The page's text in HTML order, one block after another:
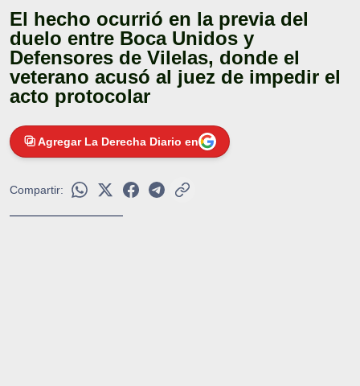
El hecho ocurrió en la previa del
duelo entre Boca Unidos y
Defensores de Vilelas, donde el
veterano acusó al juez de impedir el
acto protocolar
Agregar La Derecha Diario en
Compartir: